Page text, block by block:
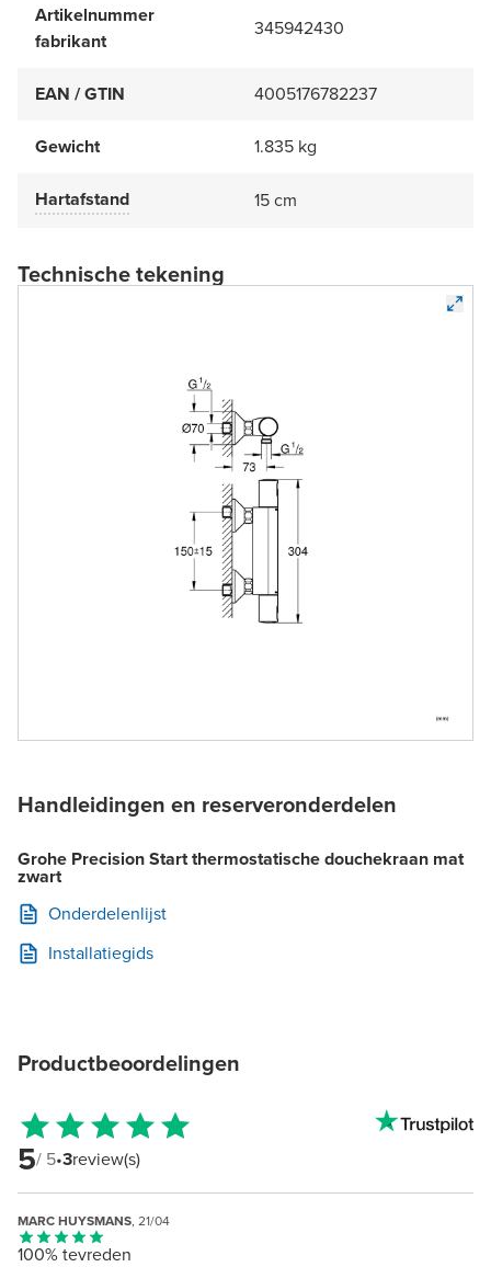
Artikelnummer
fabrikant
345942430
EAN / GTIN 4005176782237
Gewicht 1.835 kg
Hartafstand 15 cm
Technische tekening
Handleidingen en reserveronderdelen
Grohe Precision Start thermostatische douchekraan mat
zwart
Onderdelenlijst
Installatiegids
Productbeoordelingen
5/ 5•3review(s)
MARC HUYSMANS, 21/04
100% tevreden